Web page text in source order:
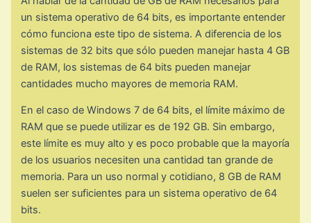
un sistema operativo de 64 bits, es importante entender
cómo funciona este tipo de sistema. A diferencia de los
sistemas de 32 bits que sólo pueden manejar hasta 4 GB
de RAM, los sistemas de 64 bits pueden manejar
cantidades mucho mayores de memoria RAM.
En el caso de Windows 7 de 64 bits, el límite máximo de
RAM que se puede utilizar es de 192 GB. Sin embargo,
este límite es muy alto y es poco probable que la mayoría
de los usuarios necesiten una cantidad tan grande de
memoria. Para un uso normal y cotidiano, 8 GB de RAM
suelen ser suficientes para un sistema operativo de 64
bits.